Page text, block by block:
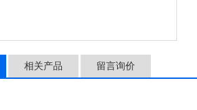
相关产品 留言询价